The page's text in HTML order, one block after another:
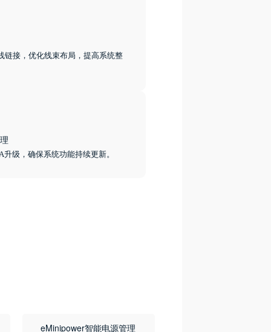
链接，优化线束布局，提高系统整
升级，确保系统功能持续更新。
eMinipower智能电源管理